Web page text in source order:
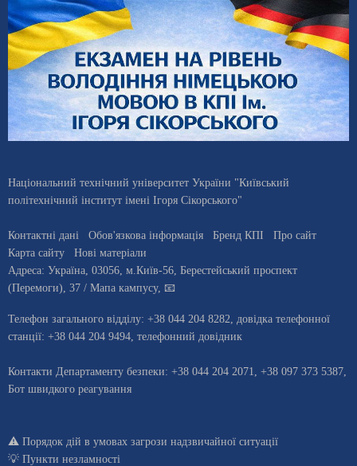
Національний технічний університет України "Київський
політехнічний інститут імені Ігоря Сікорського"
Контактні дані Обов'язкова інформація Бренд КПІ
Про сайт
Карта сайту
Нові матеріали
Адреса: Україна 03056 , м. Київ-56, Берестейський проспект
(Перемоги), 37 / Мапа кампусу, 📧
Телефон загального відділу: +38 044 204 8282 , довiдка телефонної
станцiї: +38 044 204 9494 телефонний довідник
Контакти Департаменту безпеки: +38 044 204 2071, +38 097 373 5387,
Бот швидкого реагування
⚠️ Порядок дій в умовах загрози надзвичайної ситуації
💡 Пункти незламності